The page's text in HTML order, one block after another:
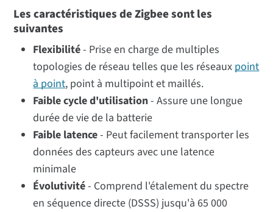
Les caractéristiques de Zigbee sont les
suivantes
Flexibilité- Prise en charge de multiples
topologies de réseau telles que les réseauxpoint
à point, point à multipoint et maillés.
Faible cycle d'utilisation- Assure une longue
durée de vie de la batterie
Faible latence- Peut facilement transporter les
données des capteurs avec une latence
minimale
Évolutivité- Comprend l'étalement du spectre
en séquence directe (DSSS) jusqu'à 65 000